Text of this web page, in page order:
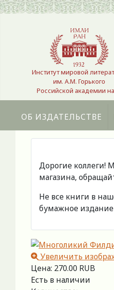
Выберите язык
Институт мировой
им. А.М. Горького
Российской академии
ОБ ИЗДАТЕЛЬСТВЕ
Дорогие коллеги!
магазина,
Не все книги в
бумажное
Увеличить
Цена: 270.00 RUB
Есть в наличии